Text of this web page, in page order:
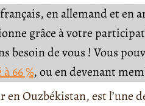
en allemand et en
grâce à votre
besoin de vous ! Vous
66 %, ou en devenant
en Ouzbékistan, est l’une